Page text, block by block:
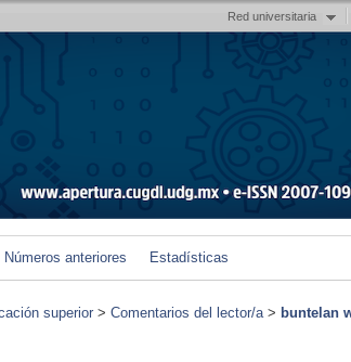
Red universitaria
Números anteriores Estadísticas
superior > Comentarios del lector/a> buntelan